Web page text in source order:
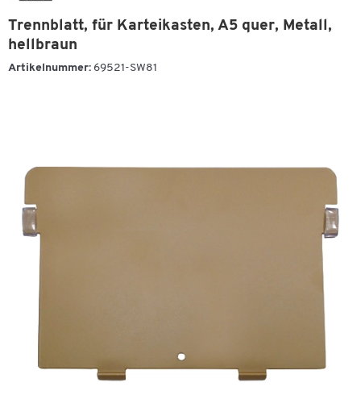
Trennblatt, für Karteikasten, A5 quer, Metall,
hellbraun
Artikelnummer: 69521-SW81